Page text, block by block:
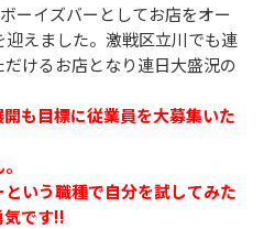
ーイズバーとしてお店をオー
えました。激戦区立川でも連
けるお店となり連日大盛況の
も目標に従業員を大募集いた
いう職種で自分を試してみた
気です!!